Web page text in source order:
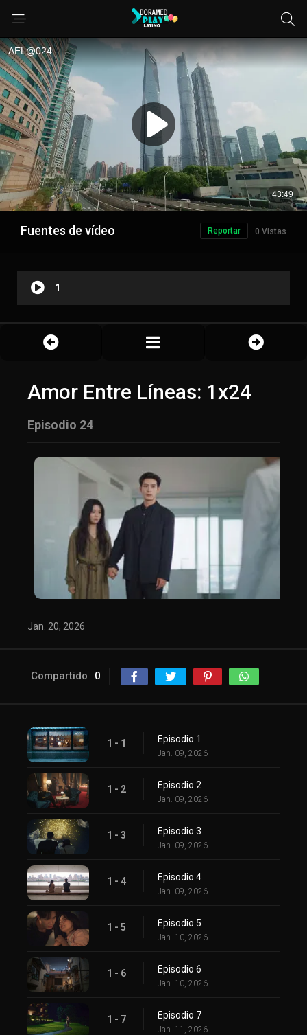
Fuentes de vídeo 0 Vistas
Reportar
1
Amor Entre Líneas: 1x24
Episodio 24
Jan. 20, 2026
Compartido 0
1 - 1 Episodio 1
Jan. 09, 2026
1 - 2 Episodio 2
Jan. 09, 2026
1 - 3 Episodio 3
Jan. 09, 2026
1 - 4 Episodio 4
Jan. 09, 2026
1 - 5 Episodio 5
Jan. 10, 2026
1 - 6 Episodio 6
Jan. 10, 2026
1 - 7 Episodio 7
Jan. 11, 2026